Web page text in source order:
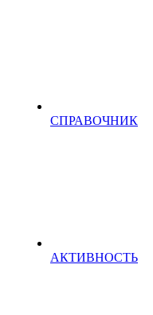
СПРАВОЧНИК
АКТИВНОСТЬ